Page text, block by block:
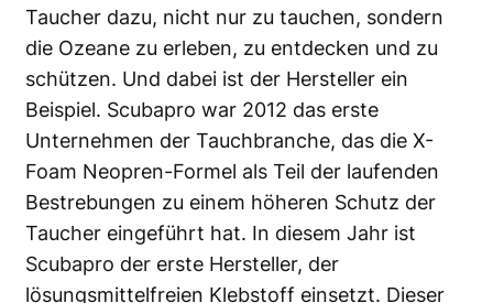
Taucher dazu, nicht nur zu tauchen, sondern
die Ozeane zu erleben, zu entdecken und zu
schützen. Und dabei ist der Hersteller ein
Beispiel. Scubapro war 2012 das erste
Unternehmen der Tauchbranche, das die X-
Foam Neopren-Formel als Teil der laufenden
Bestrebungen zu einem höheren Schutz der
Taucher eingeführt hat. In diesem Jahr ist
Scubapro der erste Hersteller, der
lösungsmittelfreien Klebstoff einsetzt. Dieser